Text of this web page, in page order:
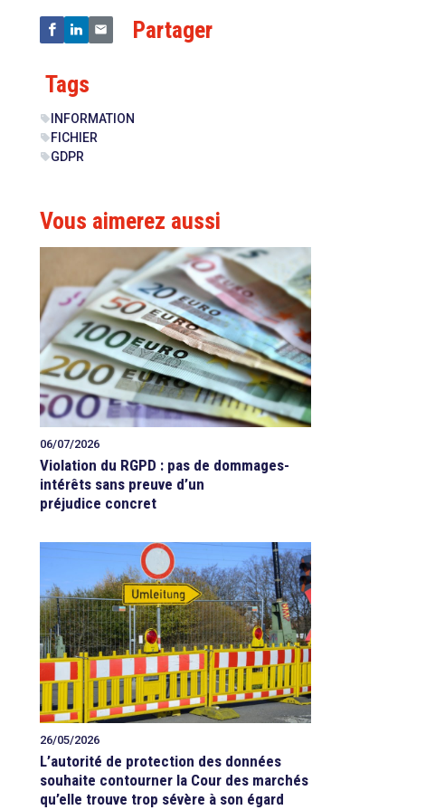
Partager
Tags
sellINFORMATION
sellFICHIER
sellGDPR
Vous aimerez aussi
06/07/2026
Violation du RGPD : pas de dommages-
intérêts sans preuve d’un
préjudice concret
26/05/2026
L’autorité de protection des données
souhaite contourner la Cour des marchés
qu’elle trouve trop sévère à son égard